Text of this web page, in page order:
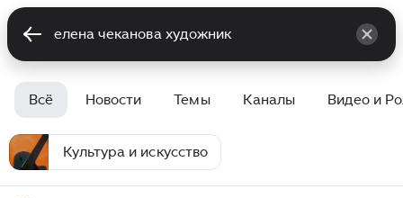
Всё Новости Темы Каналы Видео и
Культура и искусство